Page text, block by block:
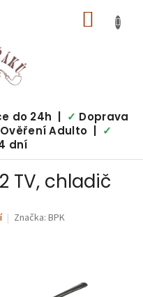
KOŠÍK
do 24h | ✓ Doprava
Ověření Adulto |
✓
dní
TV, chladič
Značka: BPK